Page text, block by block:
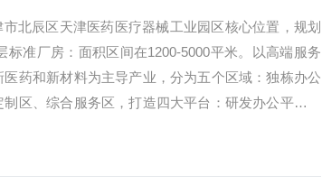
北辰区天津医药医疗器械工业园区核心位置，规划
准厂房：面积区间在1200-5000平米。以高端服务
药和新材料为主导产业，分为五个区域：独栋办公
区、综合服务区，打造四大平台：研发办公平台、